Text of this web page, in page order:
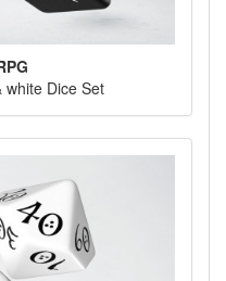
white Dice Set